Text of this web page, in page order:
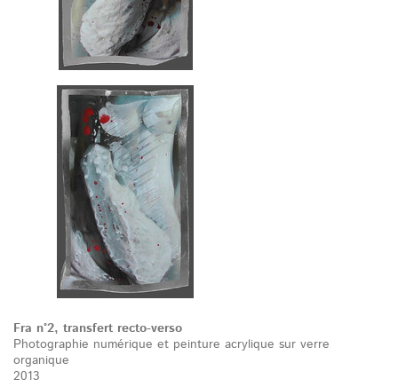
Fra n°2, transfert recto-verso
Photographie numérique et peinture acrylique sur verre
organique
2013